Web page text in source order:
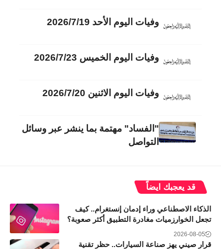
وفيات اليوم الأحد 2026/7/19
وفيات اليوم الخميس 2026/7/23
وفيات اليوم الاثنين 2026/7/20
"الفساد" مهتمة بما ينشر عبر وسائل
التواصل
قد يعجبك ايضاً
الذكاء الاصطناعي وراء إدمان إنستغرام.. كيف
تجعل الخوارزميات مغادرة التطبيق أكثر صعوبة؟
2026-08-05
قرار صيني يهز صناعة السيارات.. حظر تقنية